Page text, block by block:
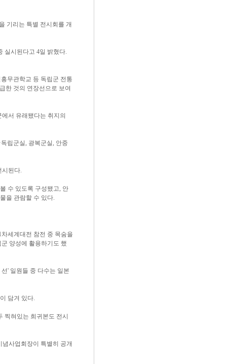
기리는 특별 전시회를 개
실시된다고 4일 밝혔다.
무관학교 등 독립군 전통
한 것의 연장선으로 보여
서 유래됐다는 취지의
립군실, 광복군실, 안중
시된다.
수 있도록 구성됐고, 안
을 관람할 수 있다.
세계대전 참전 중 목숨을
양성에 활용하기도 했
' 일원들 중 다수는 일본
담겨 있다.
찍혀있는 희귀본도 전시
사업회장이 특별히 공개